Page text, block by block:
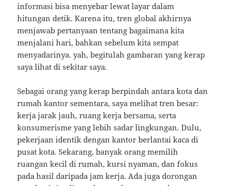
informasi bisa menyebar lewat layar dalam
hitungan detik. Karena itu, tren global akhirnya
menjawab pertanyaan tentang bagaimana kita
menjalani hari, bahkan sebelum kita sempat
menyadarinya. yah, begitulah gambaran yang kerap
saya lihat di sekitar saya.
Sebagai orang yang kerap berpindah antara kota dan
rumah kantor sementara, saya melihat tren besar:
kerja jarak jauh, ruang kerja bersama, serta
konsumerisme yang lebih sadar lingkungan. Dulu,
pekerjaan identik dengan kantor berlantai kaca di
pusat kota. Sekarang, banyak orang memilih
ruangan kecil di rumah, kursi nyaman, dan fokus
pada hasil daripada jam kerja. Ada juga dorongan